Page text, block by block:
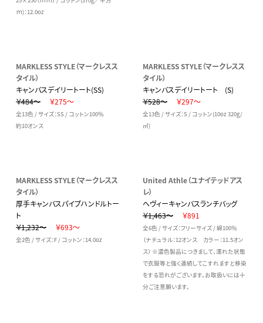
ｍ)：12.0oz
MARKLESS STYLE（マークレスス
タイル）
キャンバスデイリートート(SS)
￥484～
￥275～
全13色 / サイズ：SS / コットン100％
約10オンス
MARKLESS STYLE（マークレスス
タイル）
キャンバスデイリートート (S)
￥528～
￥297～
全13色 / サイズ：S / コットン(10oz 320g/
㎡)
MARKLESS STYLE（マークレスス
タイル）
厚手キャンバスパイプハンドルトー
ト
￥1,232～
￥693～
全2色 / サイズ：F / コットン：14.0oz
United Athle（ユナイテッドアス
レ）
ヘヴィーキャンバスランチバッグ
￥1,463～
￥891
全6色 / サイズ：フリーサイズ / 綿100％
（ナチュラル：12オンス カラー：11.5オン
ス） ※濃色製品につきまして、濡れた状態
で衣服等と強く連続してこすれますと移染
をする恐れがございます。お取扱いには十
分ご注意願います。